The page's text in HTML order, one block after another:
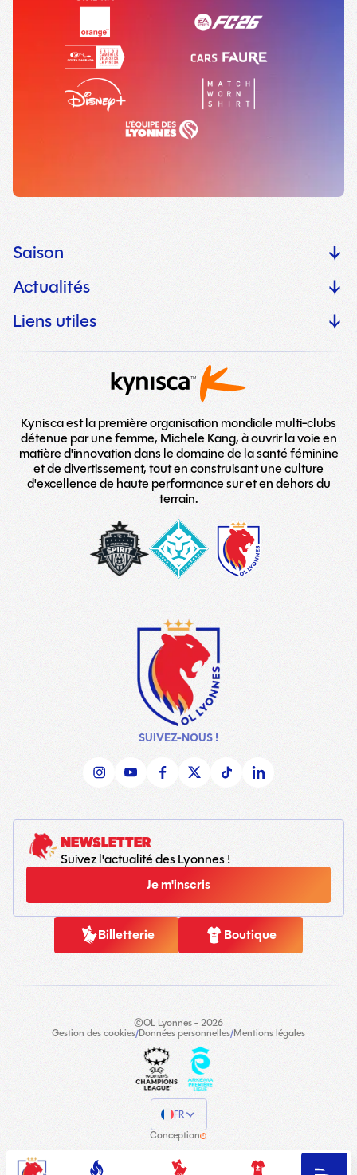
Saison
Actualités
Liens utiles
Kynisca est la première organisation mondiale multi-clubs
détenue par une femme, Michele Kang, à ouvrir la voie en
matière d'innovation dans le domaine de la santé féminine
et de divertissement, tout en construisant une culture
d'excellence de haute performance sur et en dehors du
terrain.
washington-
spirit copy
LOGO
TEAM
SUIVEZ-NOUS !
NEWSLETTER
Suivez l'actualité des Lyonnes !
Je m'inscris
Billetterie Boutique
©OL Lyonnes - 2026
Gestion des cookies/Données personnelles/Mentions légales
FR
Conception